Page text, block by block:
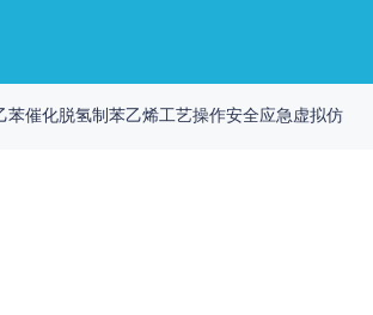
苯催化脱氢制苯乙烯工艺操作安全应急虚拟仿